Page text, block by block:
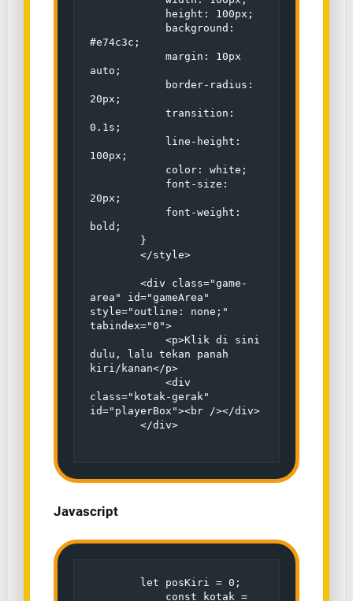
#e74c3c;
auto;
20px;
0.1s;
100px;
20px;
bold;
area" id="gameArea"
style="outline: none;"
tabindex="0">
dulu, lalu tekan panah
kiri/kanan</p>
class="kotak-gerak"
id="playerBox"><br /></div>
Javascript